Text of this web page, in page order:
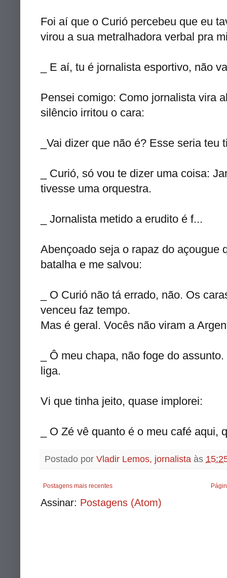
Foi aí que o Curió percebeu que eu
virou a sua metralhadora verbal pra
_ E aí, tu é jornalista esportivo, não
Pensei comigo: Como jornalista vira
silêncio irritou o cara:
_Vai dizer que não é? Esse seria teu
_ Curió, só vou te dizer uma coisa:
tivesse uma orquestra.
_ Jornalista metido a erudito é f...
Abençoado seja o rapaz do açougue
batalha e me salvou:
_ O Curió não tá errado, não. Os
venceu faz tempo.
Mas é geral. Vocês não viram a
_ Ô meu chapa, não foge do
liga.
Vi que tinha jeito, quase implorei:
_ O Zé vê quanto é o meu café aqui,
Postado por Vladir Lemos, jornalista às
Postagens mais recentes
Assinar: Postagens (Atom)